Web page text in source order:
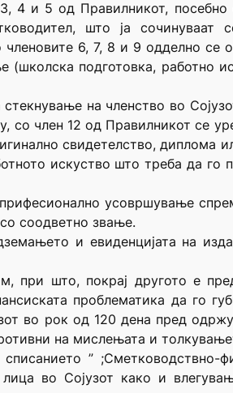
4 и 5 од Правилникот, посебно
што ја
6, 7, 8 и 9 одделно се
подготовка, работно
на членство во
со член 12 од Правилникот се
свидетелство, диплома
искуство што треба да го
усовршување
соодветно звање.
и евиденцијата на
што, покрај другото е
проблематика да го
во рок од 120 дена пред
на мислењата и
” ;Сметководствно-
во Сојузот како и